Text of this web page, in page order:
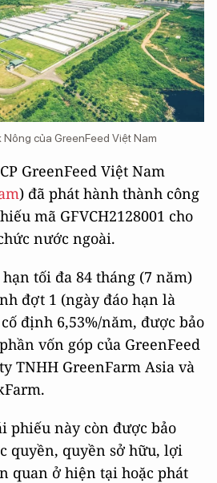
của GreenFeed Việt Nam
GreenFeed Việt Nam
) đã phát hành thành công
mã GFVCH2128001 cho
nước ngoài.
tối đa 84 tháng (7 năm)
đợt 1 (ngày đáo hạn là
định 6,53%/năm, được bảo
vốn góp của GreenFeed
TNHH GreenFarm Asia và
phiếu này còn được bảo
quyền, quyền sở hữu, lợi
quan ở hiện tại hoặc phát